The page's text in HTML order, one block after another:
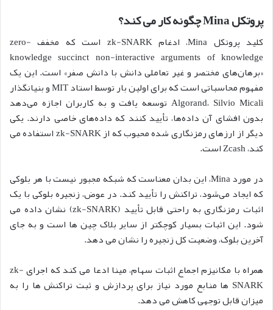
پروتکل Mina چگونه کار می کند؟
کلید پروتکل Mina، ادغام zk-SNARK است که مخفف zero-
knowledge succinct non-interactive arguments of knowledge
«برهان‌های مختصر و غیر تعاملی دانش با دانش صفر» است. این یک
مفهوم محاسباتی است که برای اولین بار توسط استاد MIT و بنیانگذار
Algorand، Silvio Micali توسعه یافت و به کاربران اجازه می‌دهد
بدون افشای آن داده‌ها، تأیید کنند که داده‌های خاصی دارند. یکی
دیگر از ارزهای رمزنگاری شده محبوب که از zk-SNARK استفاده می
کند، Zcash است.
در مورد Mina، این بدان معناست که شبکه مجبور نیست با هر بلوکی
که ایجاد می‌شود، تراکنش را تأیید کند. در عوض، زنجیره بلوکی با یک
اثبات رمزنگاری به راحتی قابل تأیید (zk-SNARK) نشان داده می
شود. این اثبات بسیار کوچکتر از سایر بلاک چین ها است و به جای
آخرین بلوک، وضعیت کل زنجیره را نشان می دهد.
همراه با مکانیزم اجماع اثبات سهام، مینا ادعا می کند که اجرای zk-
SNARK ها منابع مورد نیاز برای پردازش و ثبت تراکنش ها را به
میزان قابل توجهی کاهش می دهد.